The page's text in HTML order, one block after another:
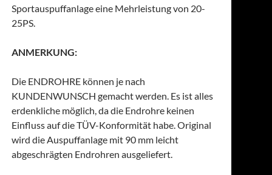
Sportauspuffanlage eine Mehrleistung von 20-
25PS.
ANMERKUNG:
Die ENDROHRE können je nach
KUNDENWUNSCH gemacht werden. Es ist alles
erdenkliche möglich, da die Endrohre keinen
Einfluss auf die TÜV-Konformität habe. Original
wird die Auspuffanlage mit 90 mm leicht
abgeschrägten Endrohren ausgeliefert.